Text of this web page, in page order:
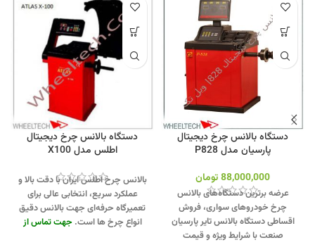
دستگاه بالانس چرخ دیجیتال
پارسیان مدل P828
88,000,000تومان
عرضه برترین دستگاه‌های بالانس
چرخ خودروهای سواری، فروش
اقساطی دستگاه بالانس تایر پارسیان
صنعت با شرایط ویژه و قیمت
دستگاه بالانس چرخ دیجیتال
اطلس مدل X100
بالانس چرخ اطلس ایران با دقت بالا و
عملکرد سریع، انتخابی عالی برای
تعمیرگاه‌ حرفه‌ای جهت بالانس دقیق
انواع چرخ ها است. جهت تماس از